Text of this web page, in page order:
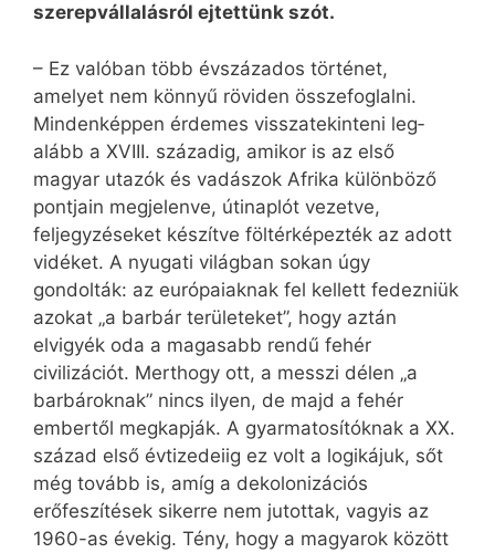
szerepvállalásról ejtettünk szót.
– Ez valóban több évszázados történet,
amelyet nem könnyű röviden összefoglalni.
Mindenképpen érdemes visszatekinteni leg­
alább a XVIII. századig, amikor is az első
magyar utazók és vadászok Afrika különböző
pontjain megjelenve, útinaplót vezetve,
feljegyzéseket készítve föltérképezték az adott
vidéket. A nyugati világban sokan úgy
gondolták: az európaiaknak fel kellett fedezniük
azokat „a barbár területeket”, hogy aztán
elvigyék oda a magasabb rendű fehér
civilizációt. Merthogy ott, a messzi délen „a
barbároknak” nincs ilyen, de majd a fehér
embertől megkapják. A gyarmatosítóknak a XX.
század első évtizedeiig ez volt a logikájuk, sőt
még tovább is, amíg a dekolonizációs
erőfeszítések sikerre nem jutottak, vagyis az
1960-as évekig. Tény, hogy a magyarok között